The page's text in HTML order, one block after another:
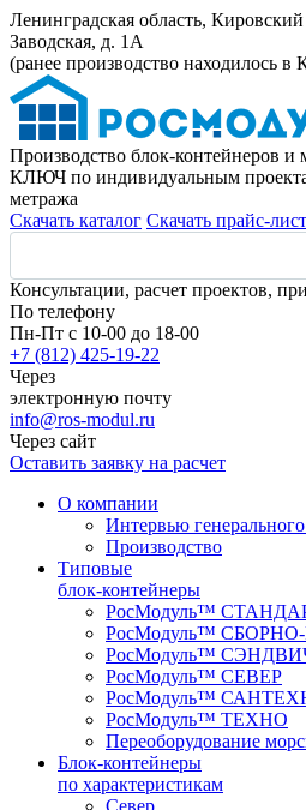
Ленинградская область,
Заводская, д. 1А
(ранее производство находилось в
Производство блок-контейнеров
КЛЮЧ по индивидуальным
метража
Скачать каталог Скачать прайс-лист
Консультации, расчет проектов,
По телефону
Пн-Пт с 10-00 до 18-00
+7 (812) 425-19-22
Через
электронную почту
info@ros-modul.ru
Через сайт
Оставить заявку на расчет
О компании
Интервью
Производство
Типовые
блок-контейнеры
РосМодуль™
РосМодуль™
РосМодуль™
РосМодуль™ СЕВЕР
РосМодуль™
РосМодуль™ ТЕХНО
Переоборудование
Блок-контейнеры
по характеристикам
Север